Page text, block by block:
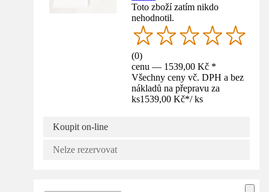
Toto zboží zatím nikdo
nehodnotil.
(0)
cenu — 1539,00 Kč *
Všechny ceny vč. DPH a bez
nákladů na přepravu za
ks1539,00 Kč*/ ks
Koupit on-line
Nelze rezervovat